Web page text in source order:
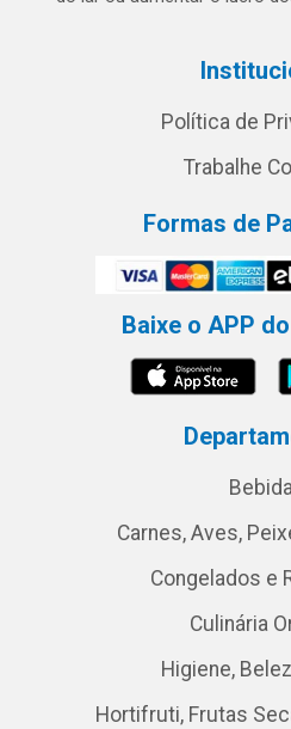
Política de
Trabalhe
Formas de
Baixe o APP
Carnes, Aves,
Congelados e
Culinária
Higiene,
Hortifruti, Frutas